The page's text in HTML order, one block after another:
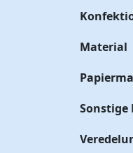
Material
Sonstige